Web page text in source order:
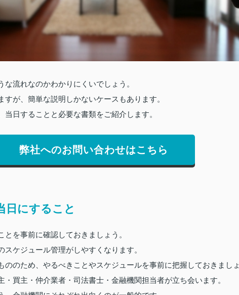
流れなのかわかりにくいでしょう。
が、簡単な説明しかないケースもあります。
日することと必要な書類をご紹介します。
弊社へのお問い合わせはこちら
日にすること
を事前に確認しておきましょう。
ケジュール管理がしやすくなります。
ののため、やるべきことやスケジュールを事前に把握しておきましょ
・買主・仲介業者・司法書士・金融機関担当者が立ち会います。